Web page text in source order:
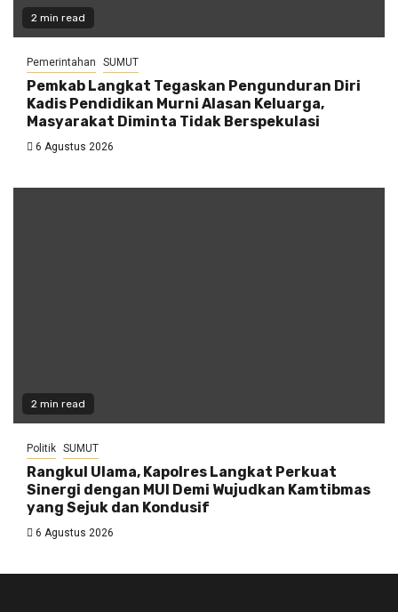
2 min read
Pemerintahan SUMUT
Pemkab Langkat Tegaskan Pengunduran Diri
Kadis Pendidikan Murni Alasan Keluarga,
Masyarakat Diminta Tidak Berspekulasi
6 Agustus 2026
2 min read
Politik SUMUT
Rangkul Ulama, Kapolres Langkat Perkuat
Sinergi dengan MUI Demi Wujudkan Kamtibmas
yang Sejuk dan Kondusif
6 Agustus 2026